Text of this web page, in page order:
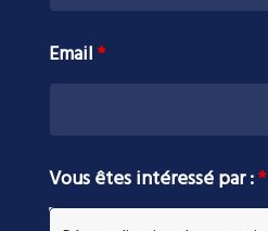
Email*
Vous êtes intéressé par :*